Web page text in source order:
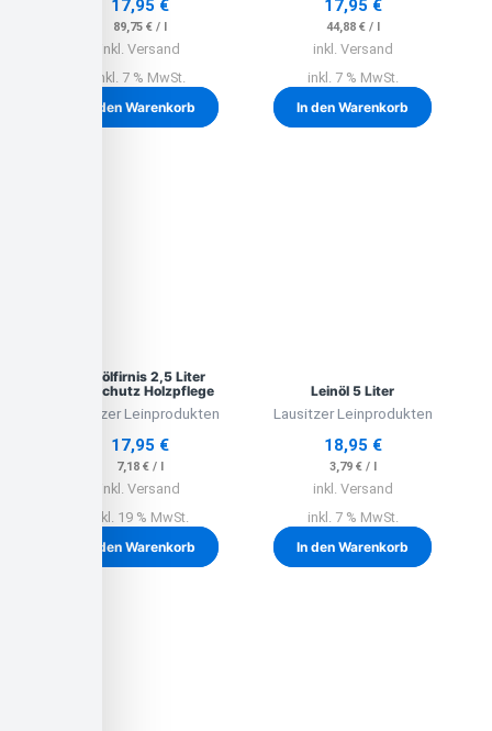
17,95 €
89,75 €/ l
inkl. Versand
inkl. 7 % MwSt.
In den Warenkorb
17,95 €
44,88 €/ l
inkl. Versand
inkl. 7 % MwSt.
In den Warenkorb
Leinölfirnis 2,5 Liter
Holzschutz Holzpflege
Lausitzer Leinprodukten
17,95 €
7,18 €/
inkl. Versand
inkl. 19 % MwSt.
In den Warenkorb
Leinöl 5 Liter
Lausitzer Leinprodukten
18,95 €
3,79 €/
inkl. Versand
inkl. 7 % MwSt.
In den Warenkorb